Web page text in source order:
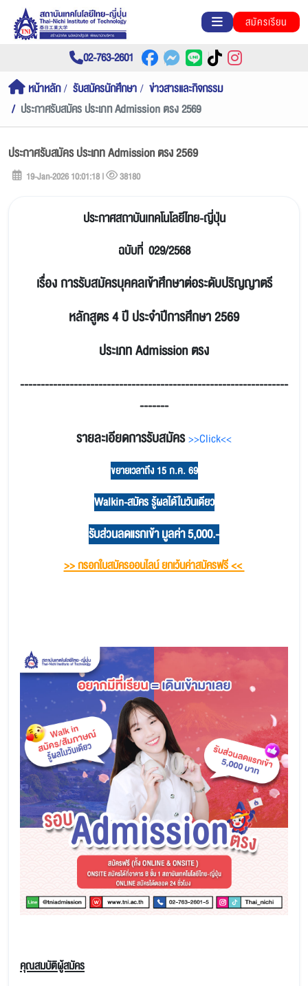
สมัครเรียน
02-763-2601
หน้าหลัก รับสมัครนักศึกษา
ข่าวสารและกิจกรรม
ประกาศรับสมัคร ประเภท Admission ตรง 2569
ประกาศรับสมัคร ประเภท Admission ตรง 2569
19-Jan-2026 10:01:18 | 38180
ประกาศสถาบันเทคโนโลยีไทย-ญี่ปุ่น
ฉบับที่ 029/2568
เรื่อง การรับสมัครบุคคลเข้าศึกษาต่อระดับปริญญาตรี
หลักสูตร 4 ปี ประจำปีการศึกษา 2569
ประเภท Admission ตรง
-----------------------------------------------------------------
-------
รายละเอียดการรับสมัคร>>Click<<
ขยายเวลาถึง 15 ก.ค. 69
Walkin-สมัคร รู้ผลได้ในวันเดียว
รับส่วนลดแรกเข้า มูลค่า 5,000.-
>> กรอกใบสมัครออนไลน์ ยกเว้นค่าสมัครฟรี <<
คุณสมบัติผู้สมัคร